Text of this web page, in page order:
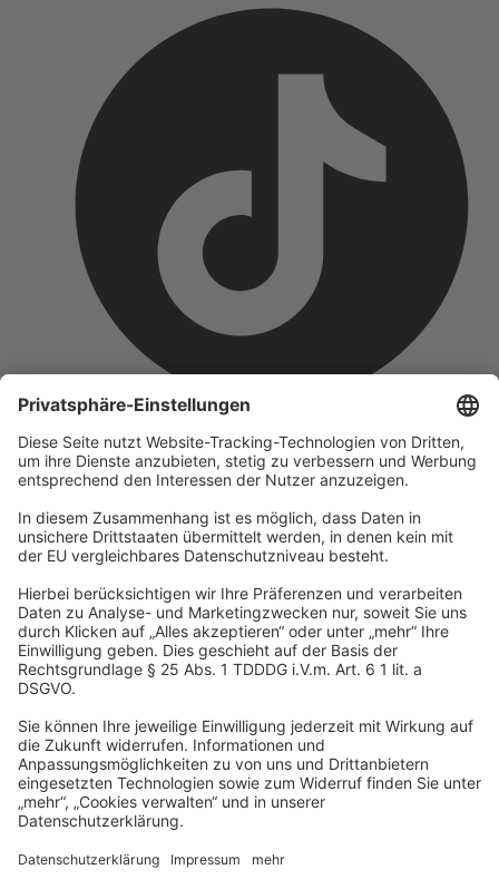
Unternehmen
Wir sind Teil der REWE Group und ihrer Touristiksparte
DERTOUR Group. Damit gehören wir zu einer der größten
touristischen Unternehmensgruppen in Europa.
© 2026A-ROSA Hotels
Presse
Datenschutz